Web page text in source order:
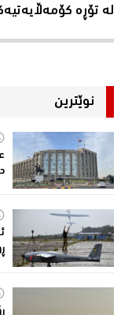
لە تۆڕە
نوێترین